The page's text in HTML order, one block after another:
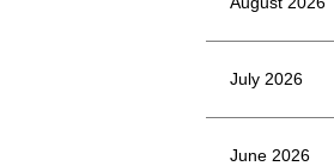
July 2026
June 2026